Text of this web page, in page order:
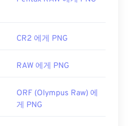
CR2 에게 PNG
RAW 에게 PNG
ORF (Olympus Raw) 에
게 PNG